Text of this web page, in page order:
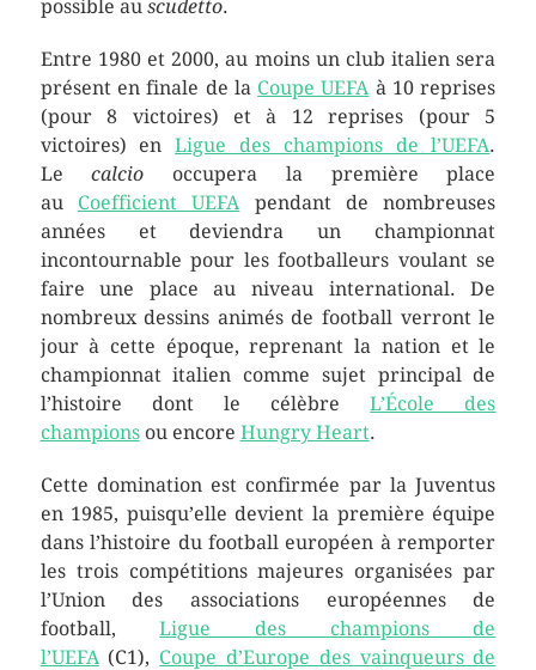
possible au scudetto.
Entre 1980 et 2000, au moins un club italien sera
présent en finale de la Coupe UEFA à 10 reprises
(pour 8 victoires) et à 12 reprises (pour 5
victoires) enLigue des champions de l’UEFA.
Lecalcio occupera la première place
au Coefficient UEFA pendant de nombreuses
années et deviendra un championnat
incontournable pour les footballeurs voulant se
faire une place au niveau international. De
nombreux dessins animés de football verront le
jour à cette époque, reprenant la nation et le
championnat italien comme sujet principal de
l’histoire dont le célèbreL’École des
championsou encore Hungry Heart.
Cette domination est confirmée par la Juventus
en 1985, puisqu’elle devient la première équipe
dans l’histoire du football européen à remporter
les trois compétitions majeures organisées par
l’Union des associations européennes de
football,Ligue des champions de
l’UEFA (C1), Coupe d’Europe des vainqueurs de